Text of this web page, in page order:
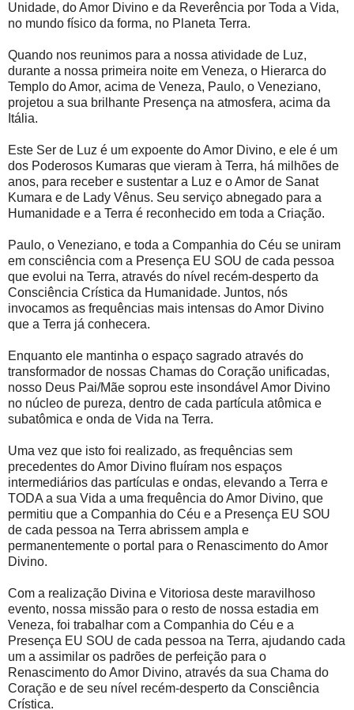
Unidade, do Amor Divino e da Reverência por Toda a Vida,
no mundo físico da forma, no Planeta Terra.
Quando nos reunimos para a nossa atividade de Luz,
durante a nossa primeira noite em Veneza, o Hierarca do
Templo do Amor, acima de Veneza, Paulo, o Veneziano,
projetou a sua brilhante Presença na atmosfera, acima da
Itália.
Este Ser de Luz é um expoente do Amor Divino, e ele é um
dos Poderosos Kumaras que vieram à Terra, há milhões de
anos, para receber e sustentar a Luz e o Amor de Sanat
Kumara e de Lady Vênus. Seu serviço abnegado para a
Humanidade e a Terra é reconhecido em toda a Criação.
Paulo, o Veneziano, e toda a Companhia do Céu se uniram
em consciência com a Presença EU SOU de cada pessoa
que evolui na Terra, através do nível recém-desperto da
Consciência Crística da Humanidade. Juntos, nós
invocamos as frequências mais intensas do Amor Divino
que a Terra já conhecera.
Enquanto ele mantinha o espaço sagrado através do
transformador de nossas Chamas do Coração unificadas,
nosso Deus Pai/Mãe soprou este insondável Amor Divino
no núcleo de pureza, dentro de cada partícula atômica e
subatômica e onda de Vida na Terra.
Uma vez que isto foi realizado, as frequências sem
precedentes do Amor Divino fluíram nos espaços
intermediários das partículas e ondas, elevando a Terra e
TODA a sua Vida a uma frequência do Amor Divino, que
permitiu que a Companhia do Céu e a Presença EU SOU
de cada pessoa na Terra abrissem ampla e
permanentemente o portal para o Renascimento do Amor
Divino.
Com a realização Divina e Vitoriosa deste maravilhoso
evento, nossa missão para o resto de nossa estadia em
Veneza, foi trabalhar com a Companhia do Céu e a
Presença EU SOU de cada pessoa na Terra, ajudando cada
um a assimilar os padrões de perfeição para o
Renascimento do Amor Divino, através da sua Chama do
Coração e de seu nível recém-desperto da Consciência
Crística.